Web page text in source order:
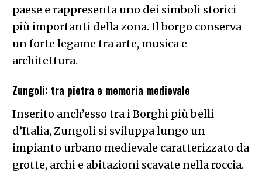
paese e rappresenta uno dei simboli storici
più importanti della zona. Il borgo conserva
un forte legame tra arte, musica e
architettura.
Zungoli: tra pietra e memoria medievale
Inserito anch’esso tra i Borghi più belli
d’Italia, Zungoli si sviluppa lungo un
impianto urbano medievale caratterizzato da
grotte, archi e abitazioni scavate nella roccia.